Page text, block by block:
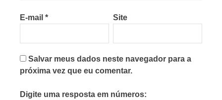
E-mail * Site
Salvar meus dados neste navegador para a
próxima vez que eu comentar.
Digite uma resposta em números: